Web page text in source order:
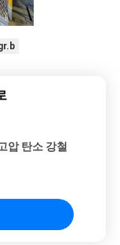
압 탄소 강철